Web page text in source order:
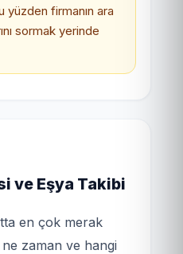
yüzden firmanın ara
sormak yerinde
ve Eşya Takibi
en çok merak
zaman ve hangi